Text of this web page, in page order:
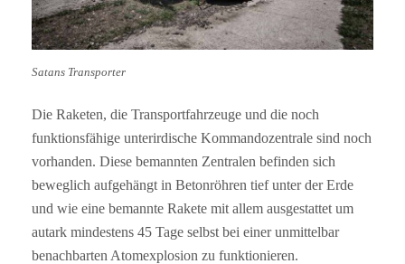
Satans Transporter
Die Raketen, die Transportfahrzeuge und die noch
funktionsfähige unterirdische Kommandozentrale sind noch
vorhanden. Diese bemannten Zentralen befinden sich
beweglich aufgehängt in Betonröhren tief unter der Erde
und wie eine bemannte Rakete mit allem ausgestattet um
autark mindestens 45 Tage selbst bei einer unmittelbar
benachbarten Atomexplosion zu funktionieren.